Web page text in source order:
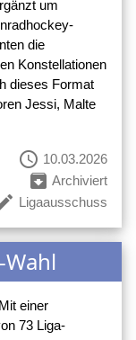
um
die
Konstellationen
dieses Format
Jessi, Malte
schedule 10.03.2026
archive Archiviert
Ligaausschuss
einer
73 Liga-